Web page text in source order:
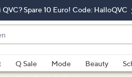
Spare 10 Euro! Code: HalloQVC
Q Sale Mode Beauty